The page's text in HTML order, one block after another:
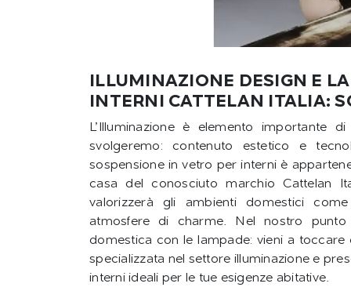
ILLUMINAZIONE DESIGN E
INTERNI CATTELAN ITALIA:
L’Illuminazione è elemento
svolgeremo: contenuto estetico e
sospensione in vetro per interni è
casa del conosciuto marchio Cattelan
valorizzerà gli ambienti domestici
atmosfere di charme. Nel nostro punto
domestica con le lampade: vieni a
specializzata nel settore illuminazione e
interni ideali per le tue esigenze abitative.